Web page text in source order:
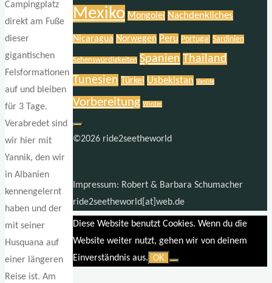
Campingplatz
direkt am Fuße
dieser
gigantischen
Felsformationen
auf und bleiben
für 3 Tage.
Verabredet sind
wir hier mit
Yannik, den wir
in Albanien
kennengelernt
haben und der
mit seiner
Husquana auf
einer längeren
Reise ist. Am
Mexiko Mongolei Nachdenkliches
Nicaragua Norwegen Peru Portugal Sardinien
Sehenswürdigkeiten Spanien Thailand
Tunesien
Türkei Usbekistan Vanlife
Vorbereitung Winter
©2026 ride2seetheworld
Impressum: Robert & Barbara Schumacher
ride2seetheworld[at]web.de
Diese Website benutzt Cookies. Wenn du die
Website weiter nutzt, gehen wir von deinem
Einverständnis aus. OK